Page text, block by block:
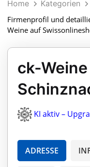
Home Kategorien
Firmenprofil und
Weine auf
ck-
KI aktiv –
ADRESSE